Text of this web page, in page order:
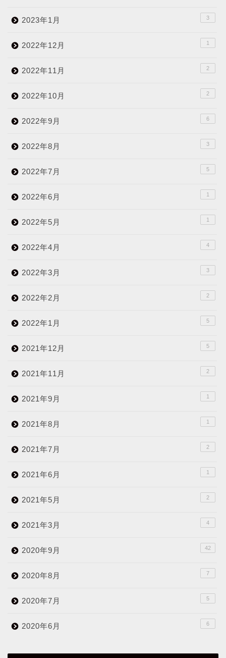
2023年1月 3
2022年12月 1
2022年11月 2
2022年10月 2
2022年9月 6
2022年8月 3
2022年7月 5
2022年6月 1
2022年5月 1
2022年4月 4
2022年3月 3
2022年2月 2
2022年1月 5
2021年12月 5
2021年11月 2
2021年9月 1
2021年8月 1
2021年7月 2
2021年6月 1
2021年5月 2
2021年3月 4
2020年9月 42
2020年8月 7
2020年7月 5
2020年6月 6